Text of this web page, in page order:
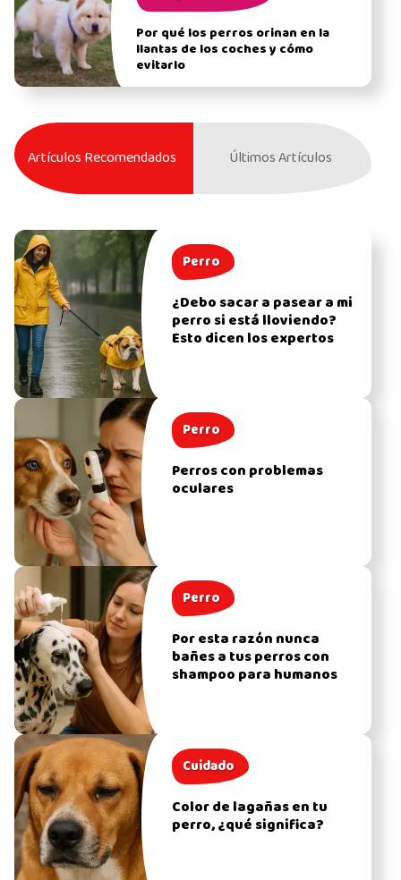
Por qué los perros orinan en la
llantas de los coches y cómo
evitarlo
Artículos Recomendados Últimos Artículos
Perro
¿Debo sacar a pasear a mi
perro si está lloviendo?
Esto dicen los expertos
Perro
Perros con problemas
oculares
Perro
Por esta razón nunca
bañes a tus perros con
shampoo para humanos
Cuidado
Color de lagañas en tu
perro, ¿qué significa?